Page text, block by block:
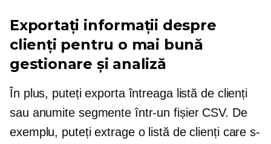
Exportați informații despre
clienți pentru o mai bună
gestionare și analiză
În plus, puteți exporta întreaga listă de clienți
sau anumite segmente într-un fișier CSV. De
exemplu, puteți extrage o listă de clienți care s-